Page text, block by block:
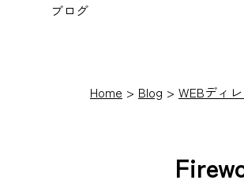
ブログ
Home Blog WEBディ